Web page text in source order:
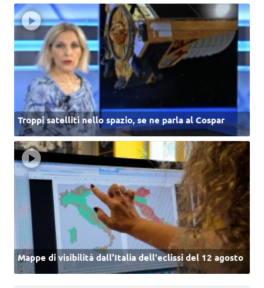
Troppi satelliti nello spazio, se ne parla al Cospar
Mappe di visibilità dall’Italia dell'eclissi del 12 agosto